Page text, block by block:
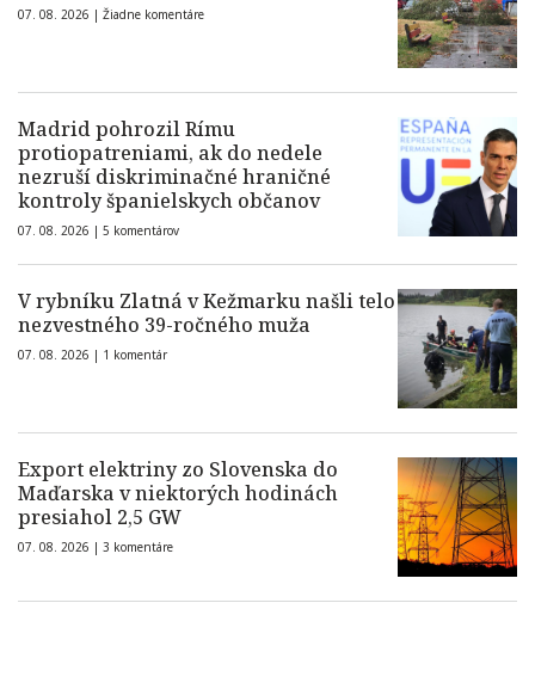
07. 08. 2026 | Žiadne komentáre
Madrid pohrozil Rímu
protiopatreniami, ak do nedele
nezruší diskriminačné hraničné
kontroly španielskych občanov
07. 08. 2026 | 5 komentárov
V rybníku Zlatná v Kežmarku našli telo
nezvestného 39-ročného muža
07. 08. 2026 | 1 komentár
Export elektriny zo Slovenska do
Maďarska v niektorých hodinách
presiahol 2,5 GW
07. 08. 2026 | 3 komentáre